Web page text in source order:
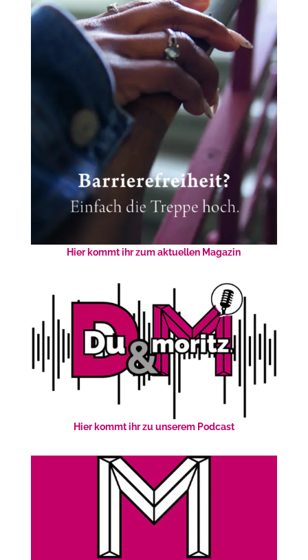
Hier kommt ihr zum aktuellen Magazin
Hier kommt ihr zu unserem Podcast